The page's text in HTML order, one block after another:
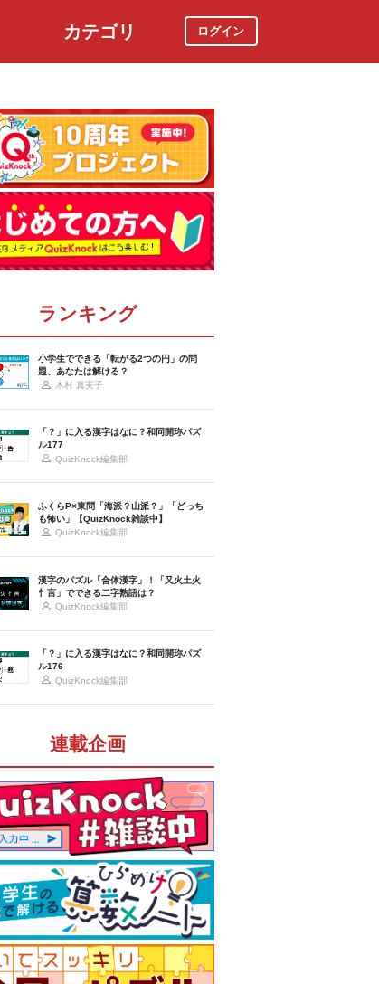
カテゴリ ログイン
ランキング
小学生でできる「転がる2つの円」の問
題、あなたは解ける？
木村 真実子
「？」に入る漢字はなに？和同開珎パズ
ル177
QuizKnock編集部
ふくらP×東問「海派？山派？」「どっち
も怖い」【QuizKnock雑談中】
QuizKnock編集部
漢字のパズル「合体漢字」！「又火土火
忄言」でできる二字熟語は？
QuizKnock編集部
「？」に入る漢字はなに？和同開珎パズ
ル176
QuizKnock編集部
連載企画